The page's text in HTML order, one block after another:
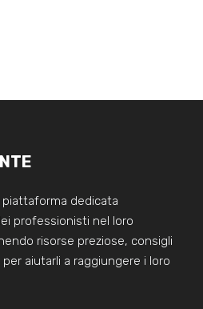
dedicata
professionisti nel loro
risorse preziose, consigli
aiutarli a raggiungere i loro